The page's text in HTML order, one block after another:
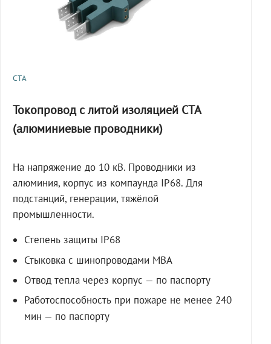
СТА
Токопровод с литой изоляцией СТА
(алюминиевые проводники)
На напряжение до 10 кВ. Проводники из
алюминия, корпус из компаунда IP68. Для
подстанций, генерации, тяжёлой
промышленности.
Степень защиты IP68
Стыковка с шинопроводами МВА
Отвод тепла через корпус — по паспорту
Работоспособность при пожаре не менее 240
мин — по паспорту